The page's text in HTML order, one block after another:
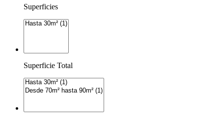
Superficies
Superficie Total